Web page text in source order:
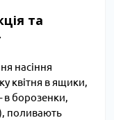
та
насіння
квітня в ящики,
в борозенки,
поливають